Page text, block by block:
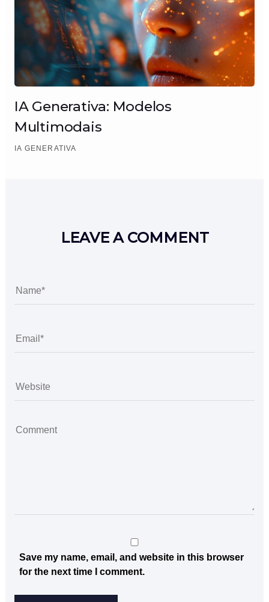
IA Generativa: Modelos
Multimodais
IA GENERATIVA
LEAVE A COMMENT
Save my name, email, and website in this browser
for the next time I comment.